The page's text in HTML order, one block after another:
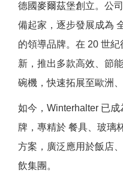
德國麥爾茲堡創立。公
備起家，逐步發展成為
的領導品牌。在 20 世
新，推出多款高效、節
碗機，快速拓展至歐洲
如今，Winterhalter 已
牌，專精於 餐具、玻璃
方案，廣泛應用於飯店
飲集團。